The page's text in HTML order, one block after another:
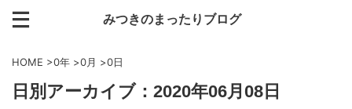
みつきのまったりブログ
HOME >0年 >0月 >0日
日別アーカイブ：2020年06月08日